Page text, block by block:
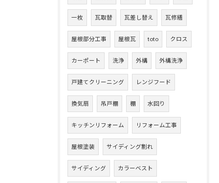
一枚 瓦取替 瓦差し替え 瓦修繕
屋根部分工事 屋根瓦 toto クロス
カーポート 洗浄 外構 外構洗浄
戸建てクリーニング レンジフード
換気扇 吊戸棚 棚 水回り
キッチンリフォーム リフォーム工事
屋根塗装 サイディング割れ
サイディング カラーベスト